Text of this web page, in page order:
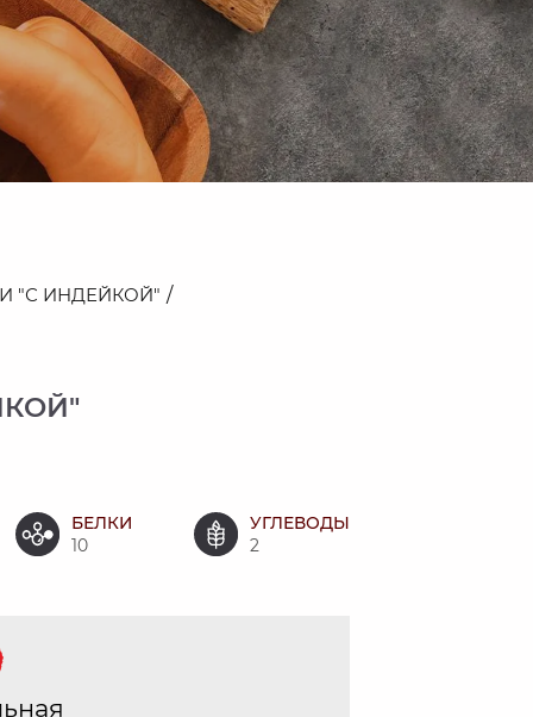
"С ИНДЕЙКОЙ"
БЕЛКИ
10
УГЛЕВОДЫ
2